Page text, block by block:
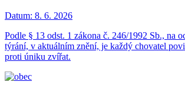
Datum: 8. 6. 2026
Podle § 13 odst. 1 zákona č. 246/1992 Sb., na
týrání, v aktuálním znění, je každý chovatel
proti úniku zvířat.